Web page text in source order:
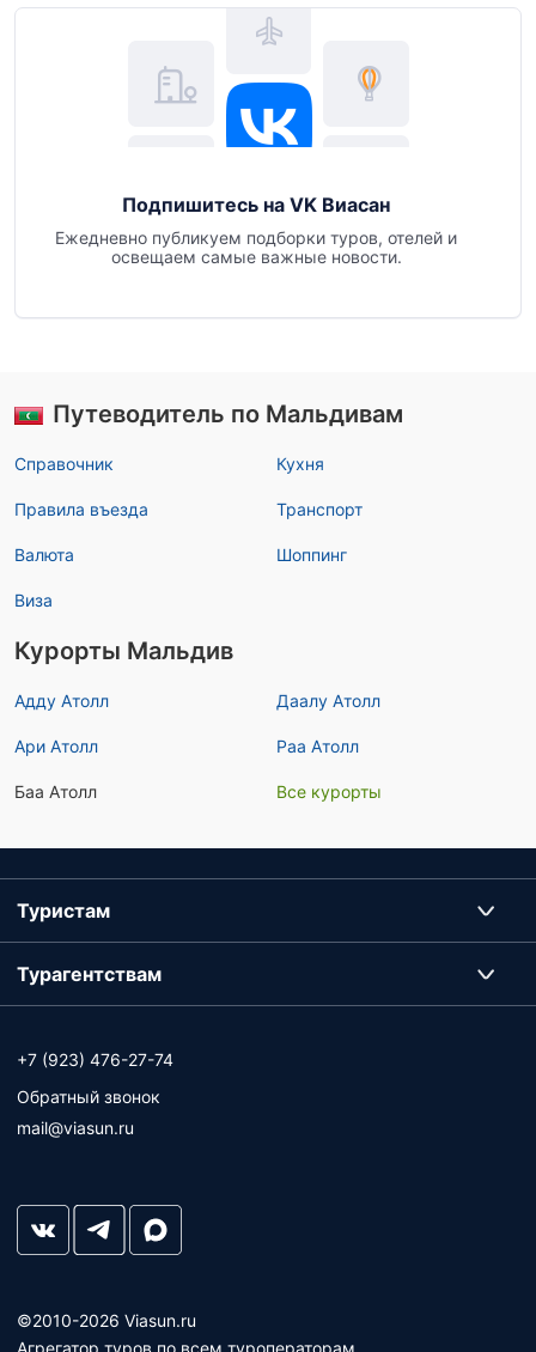
Подпишитесь на VK Виасан
Ежедневно публикуем подборки туров, отелей и
освещаем самые важные новости.
Путеводитель по Мальдивам
Справочник
Правила въезда
Валюта
Виза
Кухня
Транспорт
Шоппинг
Курорты Мальдив
Адду Атолл
Ари Атолл
Баа Атолл
Даалу Атолл
Раа Атолл
Все курорты
©2010-2026 Viasun.ru
Агрегатор туров по всем туроператорам.
Туристам
Турагентствам
+7 (923) 476-27-74
Обратный звонок
mail@viasun.ru